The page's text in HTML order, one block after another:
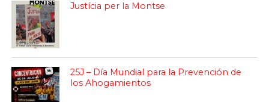
Justícia per la Montse
25J – Día Mundial para la Prevención de
los Ahogamientos